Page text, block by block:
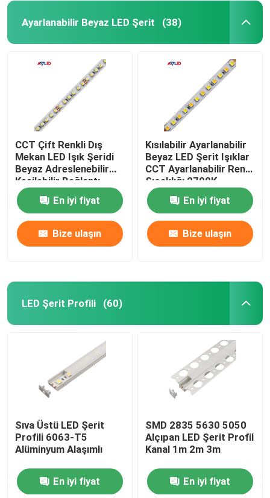
Ayarlanabilir Beyaz LED Şerit (38)
CCT Çift Renkli Dış
Mekan LED Işık Şeridi
Beyaz Adreslenebilir
Kesilebilir Bağlantı
3528
En iyi fiyat
Bize ulaşın
Kısılabilir Ayarlanabilir
Beyaz LED Şerit Işıklar
CCT Ayarlanabilir Renk
Sıcaklığı 2700K -
6500K 5050
En iyi fiyat
Bize ulaşın
LED Şerit Profili (60)
Sıva Üstü LED Şerit
Profili 6063-T5
Alüminyum Alaşımlı
En iyi fiyat
SMD 2835 5630 5050
Alçıpan LED Şerit Profil
Kanal 1m 2m 3m
En iyi fiyat